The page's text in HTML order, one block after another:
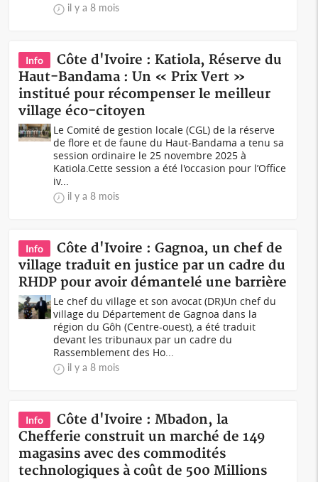
il y a 8 mois
Info
Côte d'Ivoire : Katiola, Réserve du
Haut-Bandama : Un « Prix Vert »
institué pour récompenser le meilleur
village éco-citoyen
Le Comité de gestion locale (CGL) de la réserve
de flore et de faune du Haut-Bandama a tenu sa
session ordinaire le 25 novembre 2025 à
Katiola.Cette session a été l'occasion pour l’Office
iv...
il y a 8 mois
Info
Côte d'Ivoire : Gagnoa, un chef de
village traduit en justice par un cadre du
RHDP pour avoir démantelé une barrière
Le chef du village et son avocat (DR)Un chef du
village du Département de Gagnoa dans la
région du Gôh (Centre-ouest), a été traduit
devant les tribunaux par un cadre du
Rassemblement des Ho...
il y a 8 mois
Info
Côte d'Ivoire : Mbadon, la
Chefferie construit un marché de 149
magasins avec des commodités
technologiques à coût de 500 Millions